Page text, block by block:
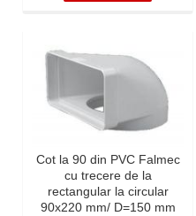
Cot la 90 din PVC Falmec
cu trecere de la
rectangular la circular
90x220 mm/ D=150 mm